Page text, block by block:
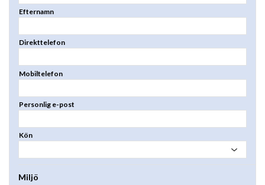
Efternamn
Direkttelefon
Mobiltelefon
Personlig e-post
Kön
Miljö